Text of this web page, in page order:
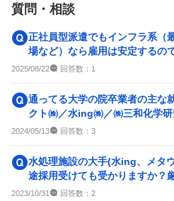
人事・評価制度
2件
企業の選考に関するクチコミ
2件
質問・相談
正社員型派遣でもインフラ系（
場など）なら雇用は安定するの
正社員型派遣で工場やI...
2025/08/22 回答数： 1
通ってる大学の院卒業者の主な
クト㈱／水ing㈱／㈱三和化学
アース環境サービス㈱...
2024/05/13 回答数： 3
水処理施設の大手(水ing、メタ
途採用受けても受かりますか？
2023/10/31 回答数： 2